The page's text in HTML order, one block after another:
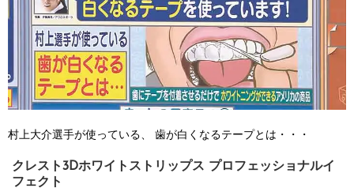
村上大介選手が使っている、 歯が白くなるテープとは・・・
クレスト3Dホワイトストリップス プロフェッショナルイ
フェクト